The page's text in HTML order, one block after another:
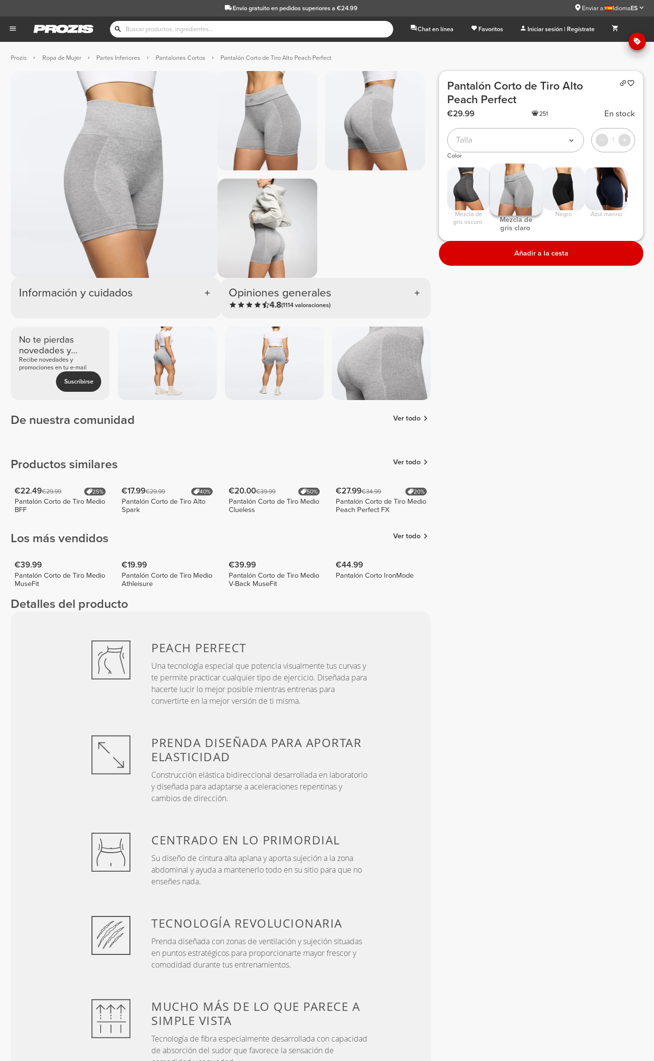
Envío gratuitoen pedidos superiores a €24.99 Enviar a: IdiomaES
Chat en línea Favoritos Iniciar sesión | Regístrate
Prozis Ropa de Mujer Partes Inferiores Pantalones Cortos Pantalón Corto de Tiro Alto Peach Perfect
Información y cuidados Opiniones generales
4.8(1114 valoraciones)
No te pierdas
novedades y
ofertas exclusivas
Recibe novedades y
promociones en tu e-mail
Suscribirse
De nuestra comunidad Ver todo
2
Productos similares Ver todo
€22.49€29.99 25%
Pantalón Corto de Tiro Medio
BFF
€17.99€29.99 40%
Pantalón Corto de Tiro Alto
Spark
€20.00€39.99 50%
Pantalón Corto de Tiro Medio
Clueless
€27.99€34.99 20%
Pantalón Corto de Tiro Medio
Peach Perfect FX
Los más vendidos Ver todo
€39.99
Pantalón Corto de Tiro Medio
MuseFit
€19.99
Pantalón Corto de Tiro Medio
Athleisure
€39.99
Pantalón Corto de Tiro Medio
V-Back MuseFit
€44.99
Pantalón Corto IronMode
Detalles del producto
PEACH PERFECT
Una tecnología especial que potencia visualmente tus curvas y
te permite practicar cualquier tipo de ejercicio. Diseñada para
hacerte lucir lo mejor posible mientras entrenas para
convertirte en la mejor versión de ti misma.
PRENDA DISEÑADA PARA APORTAR
ELASTICIDAD
Construcción elástica bidireccional desarrollada en laboratorio
y diseñada para adaptarse a aceleraciones repentinas y
cambios de dirección.
CENTRADO EN LO PRIMORDIAL
Su diseño de cintura alta aplana y aporta sujeción a la zona
abdominal y ayuda a mantenerlo todo en su sitio para que no
enseñes nada.
TECNOLOGÍA REVOLUCIONARIA
Prenda diseñada con zonas de ventilación y sujeción situadas
en puntos estratégicos para proporcionarte mayor frescor y
comodidad durante tus entrenamientos.
MUCHO MÁS DE LO QUE PARECE A
SIMPLE VISTA
Tecnología de fibra especialmente desarrollada con capacidad
de absorción del sudor que favorece la sensación de
Pantalón Corto de Tiro Alto
Peach Perfect
€29.99 251 En stock
Talla 1
Color
gris oscuro
Mezcla de
gris claro
Negro Azul marino
Añadir a la cesta